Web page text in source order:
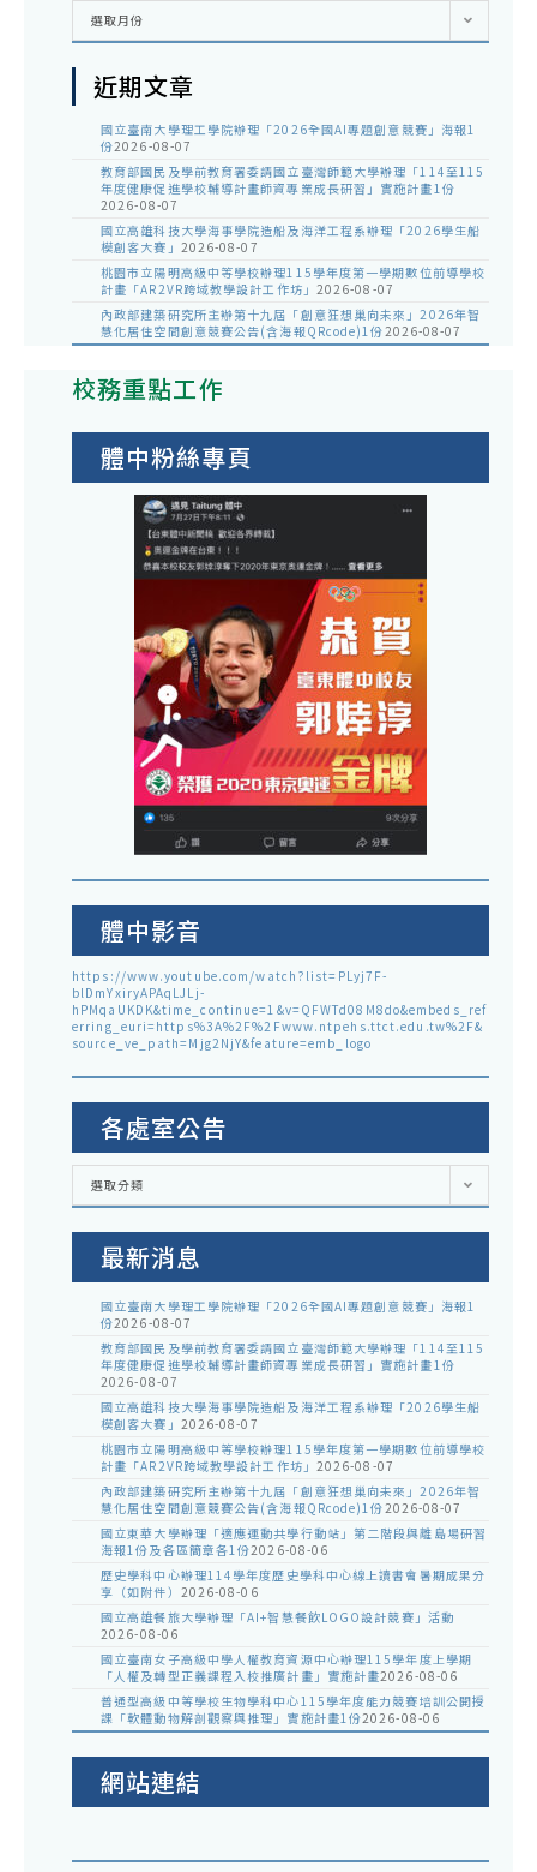
彙
選取月份
近期文章
國立臺南大學理工學院辦理「2026全國AI專題創意競賽」海報1
份2026-08-07
教育部國民及學前教育署委請國立臺灣師範大學辦理「114至115
年度健康促進學校輔導計畫師資專業成長研習」實施計畫1份
2026-08-07
國立高雄科技大學海事學院造船及海洋工程系辦理「2026學生船
模創客大賽」 2026-08-07
桃園市立陽明高級中等學校辦理115學年度第一學期數位前導學校
計畫「AR2VR跨域教學設計工作坊」 2026-08-07
內政部建築研究所主辦第十九屆「創意狂想巢向未來」2026年智
慧化居住空間創意競賽公告(含海報QRcode)1份2026-08-07
校務重點工作
體中粉絲專頁
體中影音
https://www.youtube.com/watch?list=PLyj7F-
blDmYxiryAPAqLJLj-
hPMqaUKDK&time_continue=1&v=QFWTd08M8do&embeds_ref
erring_euri=https%3A%2F%2Fwww.ntpehs.ttct.edu.tw%2F&
source_ve_path=Mjg2NjY&feature=emb_logo
各處室公告
各
室
選取分類
最新消息
國立臺南大學理工學院辦理「2026全國AI專題創意競賽」海報1
份2026-08-07
教育部國民及學前教育署委請國立臺灣師範大學辦理「114至115
年度健康促進學校輔導計畫師資專業成長研習」實施計畫1份
2026-08-07
國立高雄科技大學海事學院造船及海洋工程系辦理「2026學生船
模創客大賽」 2026-08-07
桃園市立陽明高級中等學校辦理115學年度第一學期數位前導學校
計畫「AR2VR跨域教學設計工作坊」 2026-08-07
內政部建築研究所主辦第十九屆「創意狂想巢向未來」2026年智
慧化居住空間創意競賽公告(含海報QRcode)1份2026-08-07
國立東華大學辦理「適應運動共學行動站」第二階段與離島場研習
海報1份及各區簡章各1份2026-08-06
歷史學科中心辦理114學年度歷史學科中心線上讀書會暑期成果分
享（如附件） 2026-08-06
國立高雄餐旅大學辦理「AI+智慧餐飲LOGO設計競賽」活動
2026-08-06
國立臺南女子高級中學人權教育資源中心辦理115學年度上學期
「人權及轉型正義課程入校推廣計畫」實施計畫2026-08-06
普通型高級中等學校生物學科中心115學年度能力競賽培訓公開授
課「軟體動物解剖觀察與推理」實施計畫1份2026-08-06
網站連結